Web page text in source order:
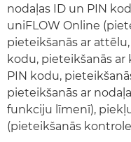
nodaļas ID un PIN
uniFLOW Online
pieteikšanās ar
kodu, pieteikšanās ar
PIN kodu,
pieteikšanās ar
funkciju līmenī),
(pieteikšanās